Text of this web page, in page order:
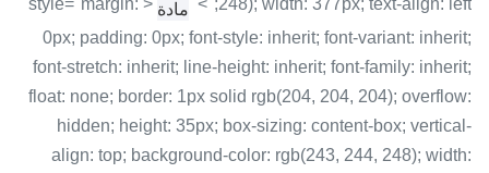
248); width: 377px; text-align: left;"> مادة
< style="margin:
0px; padding: 0px; font-style: inherit; font-variant: inherit;
font-stretch: inherit; line-height: inherit; font-family: inherit;
float: none; border: 1px solid rgb(204, 204, 204); overflow:
hidden; height: 35px; box-sizing: content-box; vertical-
align: top; background-color: rgb(243, 244, 248); width: